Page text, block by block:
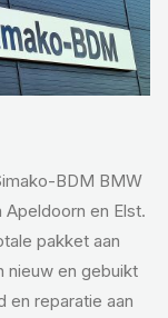
BDM BMW
en Elst.
pakket aan
en gebuikt
en reparatie aan